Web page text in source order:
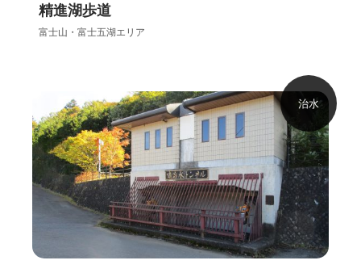
精進湖歩道
富士山・富士五湖エリア
治水